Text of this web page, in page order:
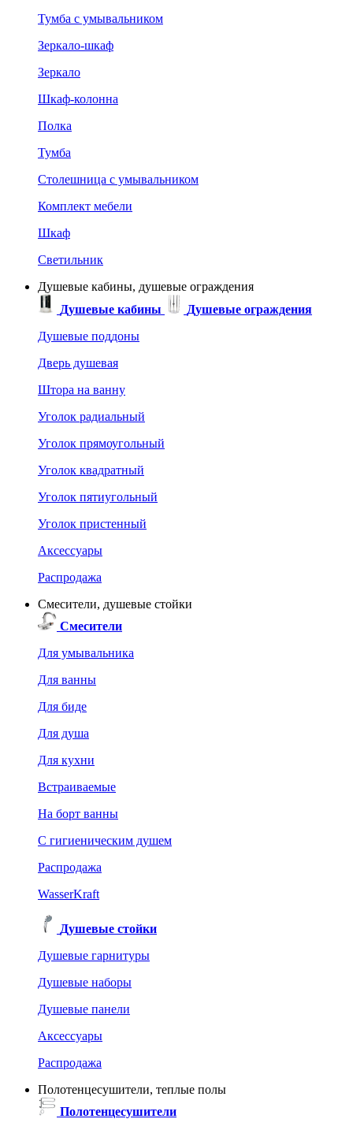
Тумба с умывальником
Зеркало-шкаф
Зеркало
Шкаф-колонна
Полка
Тумба
Столешница с умывальником
Комплект мебели
Шкаф
Светильник
Душевые кабины, душевые ограждения
Душевые кабины
Душевые ограждения
Душевые поддоны
Дверь душевая
Штора на ванну
Уголок радиальный
Уголок прямоугольный
Уголок квадратный
Уголок пятиугольный
Уголок пристенный
Аксессуары
Распродажа
Смесители, душевые стойки
Смесители
Для умывальника
Для ванны
Для биде
Для душа
Для кухни
Встраиваемые
На борт ванны
C гигиеническим душем
Распродажа
WasserKraft
Душевые стойки
Душевые гарнитуры
Душевые наборы
Душевые панели
Аксессуары
Распродажа
Полотенцесушители, теплые полы
Полотенцесушители